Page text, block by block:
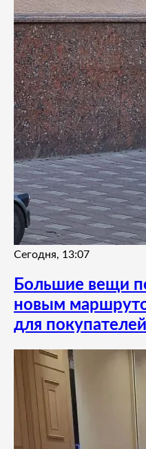
Сегодня, 13:07
Большие вещи
новым
для покупателей